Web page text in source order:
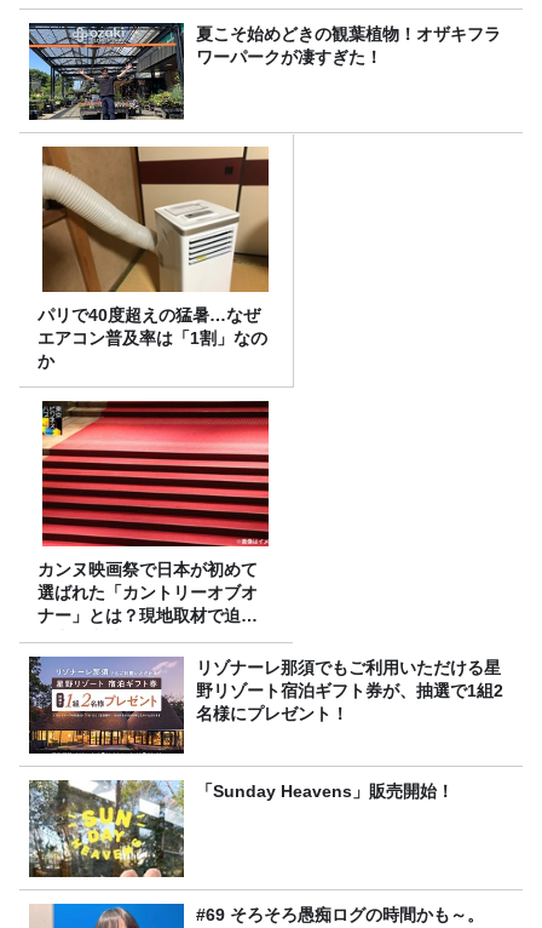
夏こそ始めどきの観葉植物！オザキフラ
ワーパークが凄すぎた！
パリで40度超えの猛暑…なぜ
エアコン普及率は「1割」なの
か
カンヌ映画祭で日本が初めて
選ばれた「カントリーオブオ
ナー」とは？現地取材で迫る
選出の意味
リゾナーレ那須でもご利用いただける星
野リゾート宿泊ギフト券が、抽選で1組2
名様にプレゼント！
「Sunday Heavens」販売開始！
#69 そろそろ愚痴ログの時間かも～。